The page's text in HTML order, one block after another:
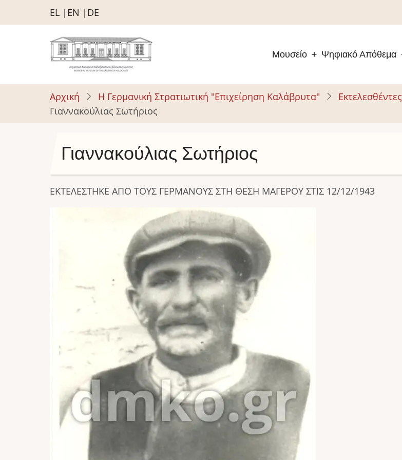
Παράκαμψη
προς
περιεχόμενο
EL EN DE
Μουσείο Ψηφιακό Απόθεμα
Αρχική Η Γερμανική Στρατιωτική "Επιχείρηση Καλάβρυτα" Εκτελεσθέντες
Γιαννακούλιας Σωτήριος
Γιαννακούλιας Σωτήριος
ΕΚΤΕΛΕΣΤΗΚΕ ΑΠΟ ΤΟΥΣ ΓΕΡΜΑΝΟΥΣ ΣΤΗ ΘΕΣΗ ΜΑΓΕΡΟΥ ΣΤΙΣ 12/12/1943